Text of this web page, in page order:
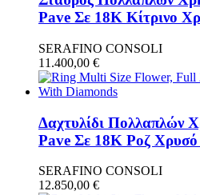
Pave Σε 18K Κίτρινο
SERAFINO CONSOLI
11.400,00 €
Δαχτυλίδι Πολλαπλών
Pave Σε 18K Ροζ
SERAFINO CONSOLI
12.850,00 €